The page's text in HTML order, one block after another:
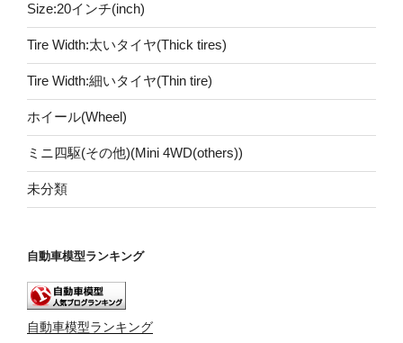
Size:20インチ(inch)
Tire Width:太いタイヤ(Thick tires)
Tire Width:細いタイヤ(Thin tire)
ホイール(Wheel)
ミニ四駆(その他)(Mini 4WD(others))
未分類
自動車模型ランキング
自動車模型ランキング